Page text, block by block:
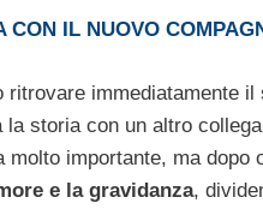
CON IL NUOVO
immediatamente
la storia con un altro
importante, ma dopo
e la gravidanza,